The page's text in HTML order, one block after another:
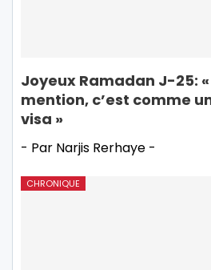
Joyeux Ramadan J-25:
mention, c’est comme
visa »
- Par Narjis Rerhaye -
CHRONIQUE